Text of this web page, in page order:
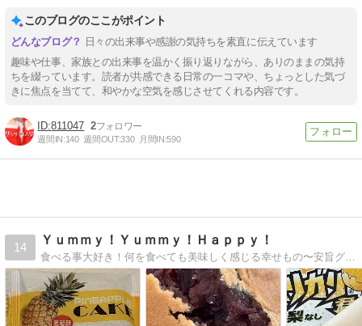
このブログのここがポイント
日々の出来事や感謝の気持ちを素直に伝えています
趣味や仕事、家族との出来事を温かく振り返りながら、ありのままの気持
ちを綴っています。読者が共感できる日常の一コマや、ちょっとした気づ
きに焦点を当てて、和やかな空気を感じさせてくれる内容です。
811047 2
週間IN:140 週間OUT:330 月間IN:590
14
Ｙｕｍｍｙ！Ｙｕｍｍｙ！Ｈａｐｐｙ！
食べる事大好き！何を食べても美味しく感じる幸せもの〜安旨グルメ、コスパ高い物を求めて毎日のもぐもぐ日記更新中